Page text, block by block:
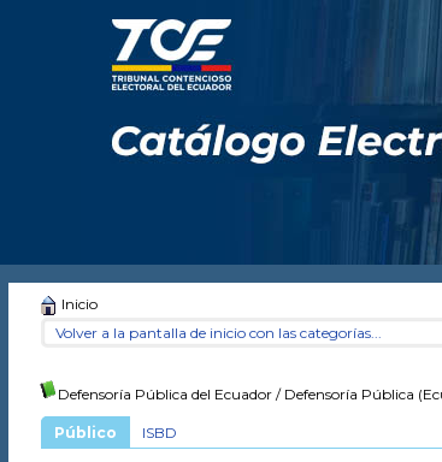
Inicio
Volver a la pantalla de inicio con las categorías...
Defensoría Pública del Ecuador/ Defensoría Pública
Público ISBD